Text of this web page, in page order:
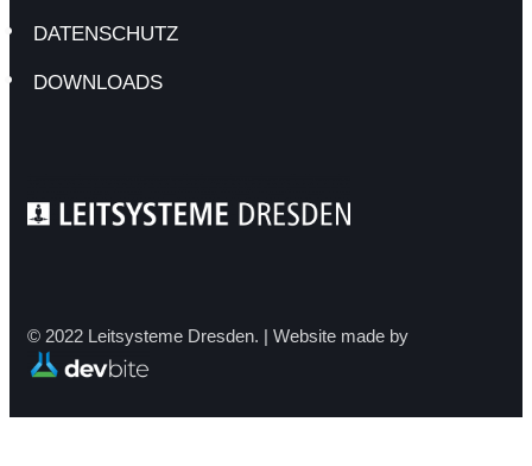
DATENSCHUTZ
DOWNLOADS
© 2022 Leitsysteme Dresden. | Website made by